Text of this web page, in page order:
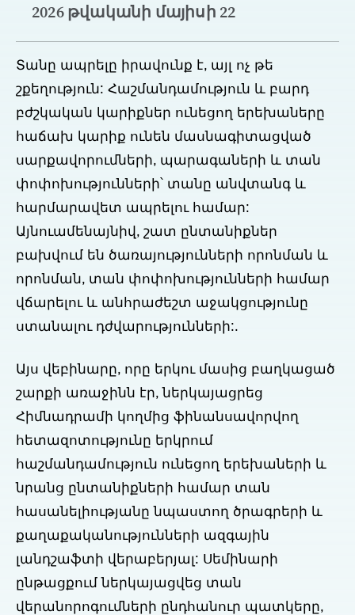
2026 թվականի մայիսի 22
Տանը ապրելը իրավունք է, այլ ոչ թե
շքեղություն: Հաշմանդամություն և բարդ
բժշկական կարիքներ ունեցող երեխաները
հաճախ կարիք ունեն մասնագիտացված
սարքավորումների, պարագաների և տան
փոփոխությունների՝ տանը անվտանգ և
հարմարավետ ապրելու համար:
Այնուամենայնիվ, շատ ընտանիքներ
բախվում են ծառայությունների որոնման և
որոնման, տան փոփոխությունների համար
վճարելու և անհրաժեշտ աջակցությունը
ստանալու դժվարությունների:.
Այս վեբինարը, որը երկու մասից բաղկացած
շարքի առաջինն էր, ներկայացրեց
Հիմնադրամի կողմից ֆինանսավորվող
հետազոտությունը երկրում
հաշմանդամություն ունեցող երեխաների և
նրանց ընտանիքների համար տան
հասանելիությանը նպաստող ծրագրերի և
քաղաքականությունների ազգային
լանդշաֆտի վերաբերյալ: Սեմինարի
ընթացքում ներկայացվեց տան
վերանորոգումների ընդհանուր պատկերը,